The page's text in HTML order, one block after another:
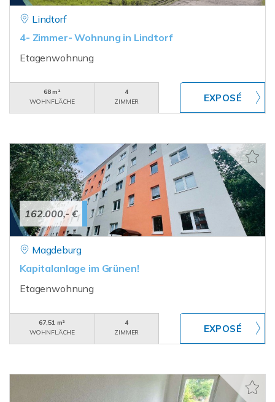
Lindtorf
4- Zimmer- Wohnung in Lindtorf
Etagenwohnung
68 m²
WOHNFLÄCHE
4
ZIMMER
162.000,- €
Magdeburg
Kapitalanlage im Grünen!
Etagenwohnung
67,51 m²
WOHNFLÄCHE
4
ZIMMER